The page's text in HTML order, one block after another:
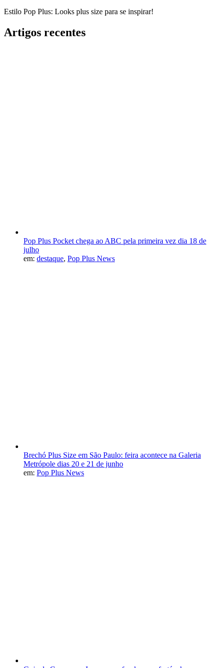
Estilo Pop Plus: Looks plus size para se inspirar!
Artigos recentes
Pop Plus Pocket chega ao ABC pela primeira vez dia 18 de
julho
em: destaque, Pop Plus News
Brechó Plus Size em São Paulo: feira acontece na Galeria
Metrópole dias 20 e 21 de junho
em: Pop Plus News